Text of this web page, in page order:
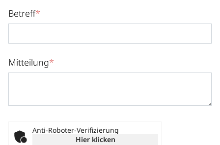
Betreff*
Mitteilung*
Anti-Roboter-Verifizierung
Hier klicken